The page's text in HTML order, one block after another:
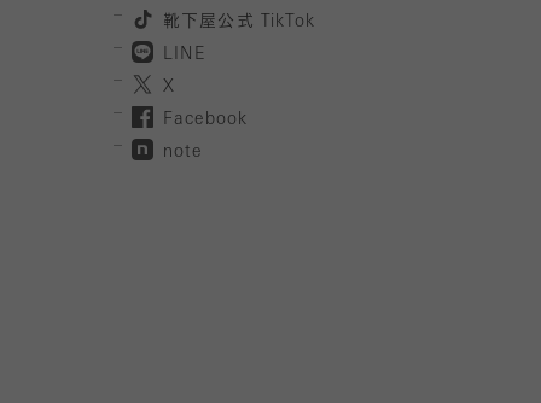
靴下屋公式
TikTok
LINE
X
Facebook
note